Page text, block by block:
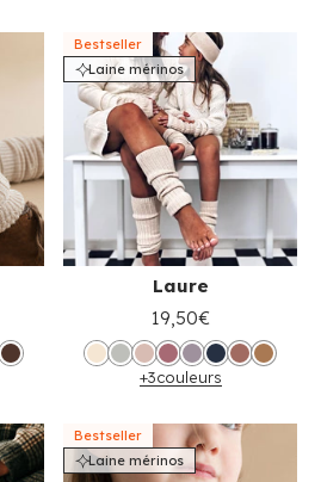
Bestseller
Laine mérinos
Laure
19,50€
+3couleurs
Bestseller
Laine mérinos